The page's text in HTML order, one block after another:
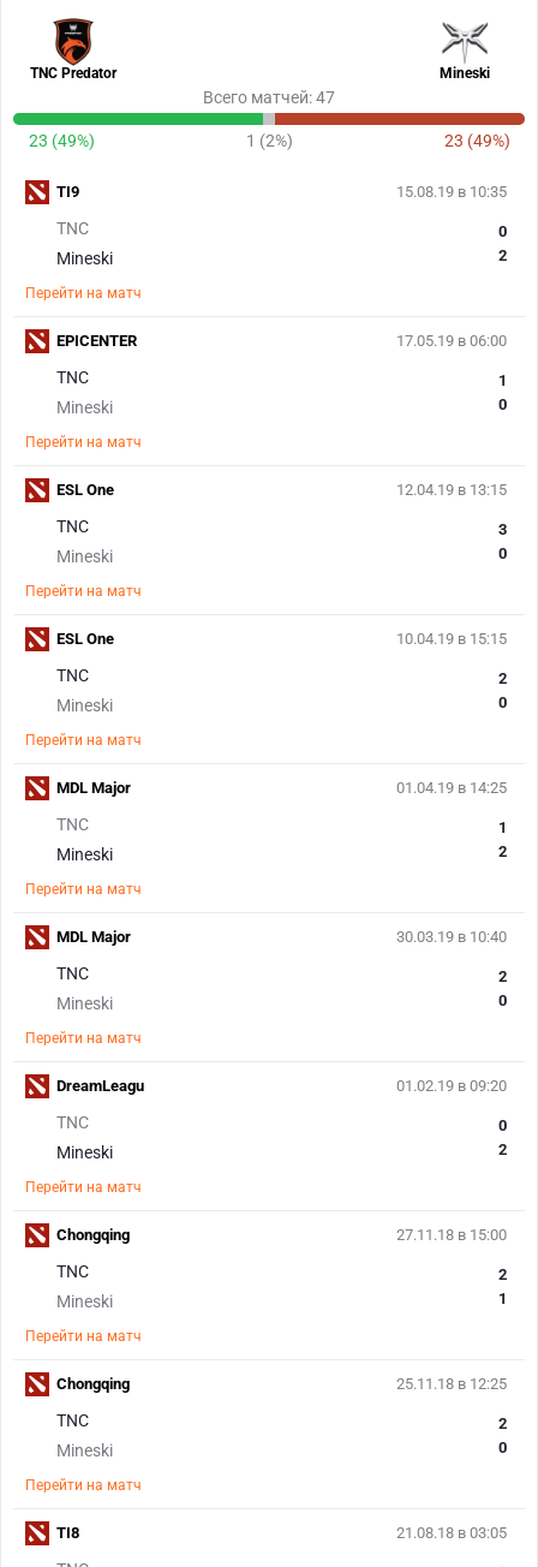
TNC Predator Mineski
Всего матчей: 47
23 (49%) 1 (2%) 23 (49%)
15.08.19 в 10:35
TNC
Mineski
0
2
Перейти на матч
TI9
17.05.19 в 06:00
TNC
Mineski
1
0
Перейти на матч
EPICENTER
12.04.19 в 13:15
TNC
Mineski
3
0
Перейти на матч
ESL One
10.04.19 в 15:15
TNC
Mineski
2
0
Перейти на матч
ESL One
01.04.19 в 14:25
TNC
Mineski
1
2
Перейти на матч
MDL Major
30.03.19 в 10:40
TNC
Mineski
2
0
Перейти на матч
MDL Major
01.02.19 в 09:20
TNC
Mineski
0
2
Перейти на матч
DreamLeagu
27.11.18 в 15:00
TNC
Mineski
2
1
Перейти на матч
Chongqing
25.11.18 в 12:25
TNC
Mineski
2
0
Перейти на матч
Chongqing
21.08.18 в 03:05
TI8